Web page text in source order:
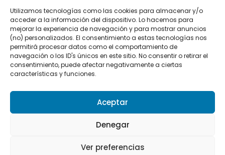
Utilizamos tecnologías como las cookies para almacenar y/o
acceder a la información del dispositivo. Lo hacemos para
mejorar la experiencia de navegación y para mostrar anuncios
(no) personalizados. El consentimiento a estas tecnologías nos
permitirá procesar datos como el comportamiento de
navegación o los ID's únicos en este sitio. No consentir o retirar el
consentimiento, puede afectar negativamente a ciertas
características y funciones.
Aceptar
Denegar
Ver preferencias
+34 662 342 177
info@vkssport.com
SÍGUENOS
Política de privacidad
Política de cookies
Todos los derechos resevados.